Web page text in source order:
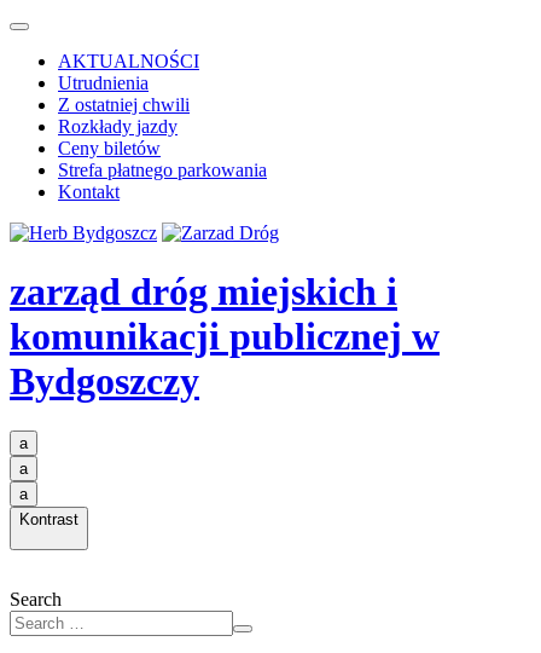
AKTUALNOŚCI
Utrudnienia
Z ostatniej chwili
Rozkłady jazdy
Ceny biletów
Strefa płatnego parkowania
Kontakt
zarząd dróg miejskich i
komunikacji publicznej w
Bydgoszczy
a
a
a
Kontrast
Search